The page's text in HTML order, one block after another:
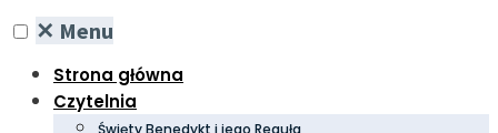
✕ Menu
Strona główna
Czytelnia
Święty Benedykt i jego Reguła